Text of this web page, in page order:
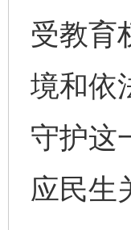
受教育
境和依
守护这
应民生